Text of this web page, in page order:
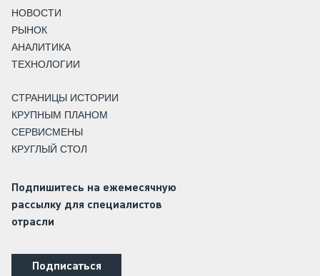
НОВОСТИ
РЫНОК
АНАЛИТИКА
ТЕХНОЛОГИИ
СТРАНИЦЫ ИСТОРИИ
КРУПНЫМ ПЛАНОМ
СЕРВИСМЕНЫ
КРУГЛЫЙ СТОЛ
Подпишитесь на ежемесячную
рассылку для специалистов
отрасли
Подписаться